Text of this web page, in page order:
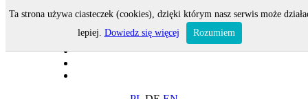
Ta strona używa ciasteczek (cookies), dzięki którym nasz serwis może
lepiej. Dowiedz się więcej Rozumiem